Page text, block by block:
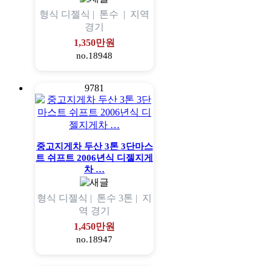
형식 디젤식 | 톤수 | 지역
경기
1,350만원
no.18948
9781
중고지게차 두산 3톤 3단마스
트 쉬프트 2006년식 디젤지게
차 …
형식 디젤식 | 톤수 3톤 | 지
역 경기
1,450만원
no.18947